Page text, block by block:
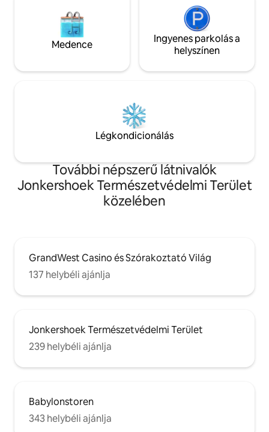
Medence
Ingyenes parkolás a
helyszínen
Légkondicionálás
További népszerű látnivalók
Jonkershoek Természetvédelmi Terület
közelében
GrandWest Casino és Szórakoztató Világ
137 helybéli ajánlja
Jonkershoek Természetvédelmi Terület
239 helybéli ajánlja
Babylonstoren
343 helybéli ajánlja